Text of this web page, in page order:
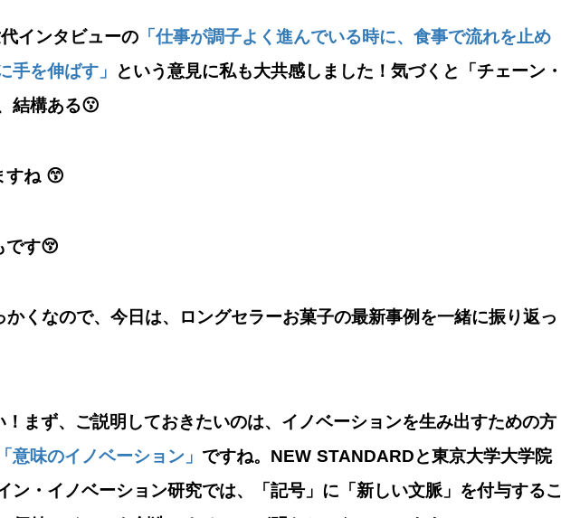
インタビューの 「仕事が調子よく進んでいる時に、食事で流れを止め
手を伸ばす」
という意見に私も大共感しました！気づくと「チェーン・
結構ある😗
すね 😙
です😚
かくなので、今日は、ロングセラーお菓子の最新事例を一緒に振り返っ
！まず、ご説明しておきたいのは、 イノベーションを生み出すための方
意味のイノベーション」 ですね。NEW STANDARDと東京大学大学院
ン・イノベーション研究では、
「記号」に「新しい文脈」を付与するこ